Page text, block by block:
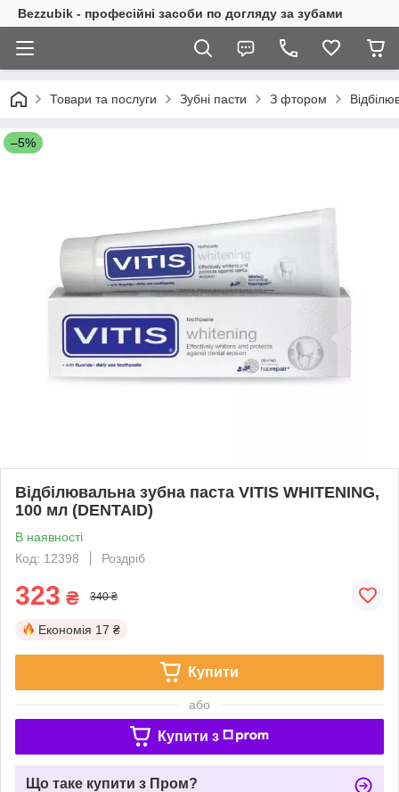
Bezzubik - професійні засоби по догляду за зубами
Товари та послуги Зубні пасти З фтором
–5%
Відбілювальна зубна паста VITIS WHITENING,
100 мл (DENTAID)
В наявності
Код: 12398
Роздріб
323 ₴ 340 ₴
Економія 17 ₴
Купити
або
Купити з
Що таке купити з Пром?